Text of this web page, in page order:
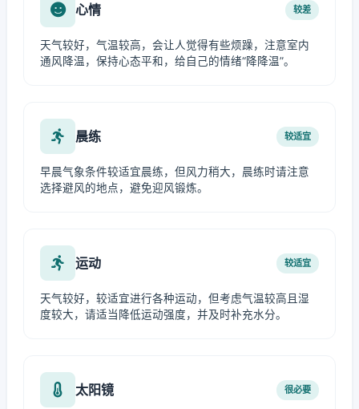
心情 较差
天气较好，气温较高，会让人觉得有些烦躁，注意室内
通风降温，保持心态平和，给自己的情绪“降降温”。
晨练 较适宜
早晨气象条件较适宜晨练，但风力稍大，晨练时请注意
选择避风的地点，避免迎风锻炼。
运动 较适宜
天气较好，较适宜进行各种运动，但考虑气温较高且湿
度较大，请适当降低运动强度，并及时补充水分。
太阳镜 很必要